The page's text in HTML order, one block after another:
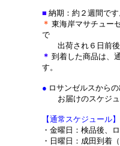
■ 納期：約２週間です
＊ 東海岸マサチュー
で
出荷され６日前
＊ 到着した商品は、
す。
● ロサンゼルスから
お届けのスケジュ
【通常スケジュール】
・金曜日：検品後、
・日曜日：成田到着